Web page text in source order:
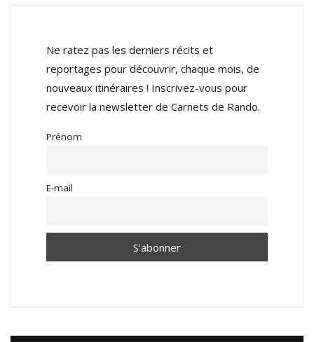
Ne ratez pas les derniers récits et
reportages pour découvrir, chaque mois, de
nouveaux itinéraires ! Inscrivez-vous pour
recevoir la newsletter de Carnets de Rando.
Prénom
E-mail